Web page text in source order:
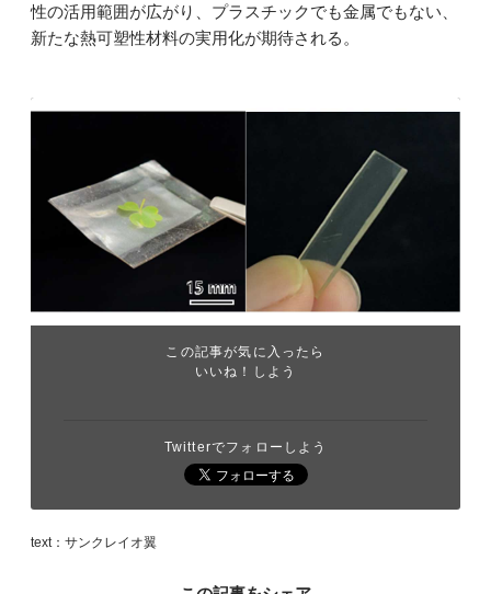
性の活用範囲が広がり、プラスチックでも金属でもない、
新たな熱可塑性材料の実用化が期待される。
この記事が気に入ったら
いいね！しよう
Twitterでフォローしよう
text：サンクレイオ翼